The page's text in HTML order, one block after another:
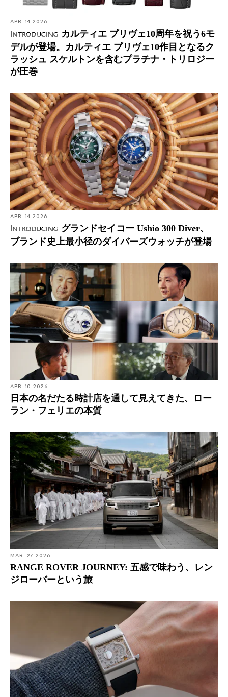
APR. 14 2026
Introducing カルティエ プリヴェ10周年を祝う6モ
デルが登場。カルティエ プリヴェ10作目となるク
ラッシュ スケルトンを含むプラチナ・トリロジー
が圧巻
APR. 14 2026
Introducing グランドセイコー Ushio 300 Diver、
ブランド史上最小径のダイバーズウォッチが登場
APR. 10 2026
日本の名だたる時計店を通して見えてきた、ロー
ラン・フェリエの本質
MAR. 27 2026
RANGE ROVER JOURNEY: 五感で味わう、レン
ジローバーという旅